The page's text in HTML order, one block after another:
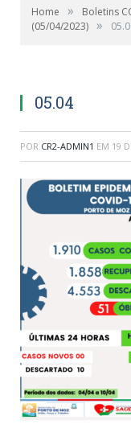
Home » Boletins
(05/04/2023) »
05.04
POR CR2-ADMIN1 EM 19